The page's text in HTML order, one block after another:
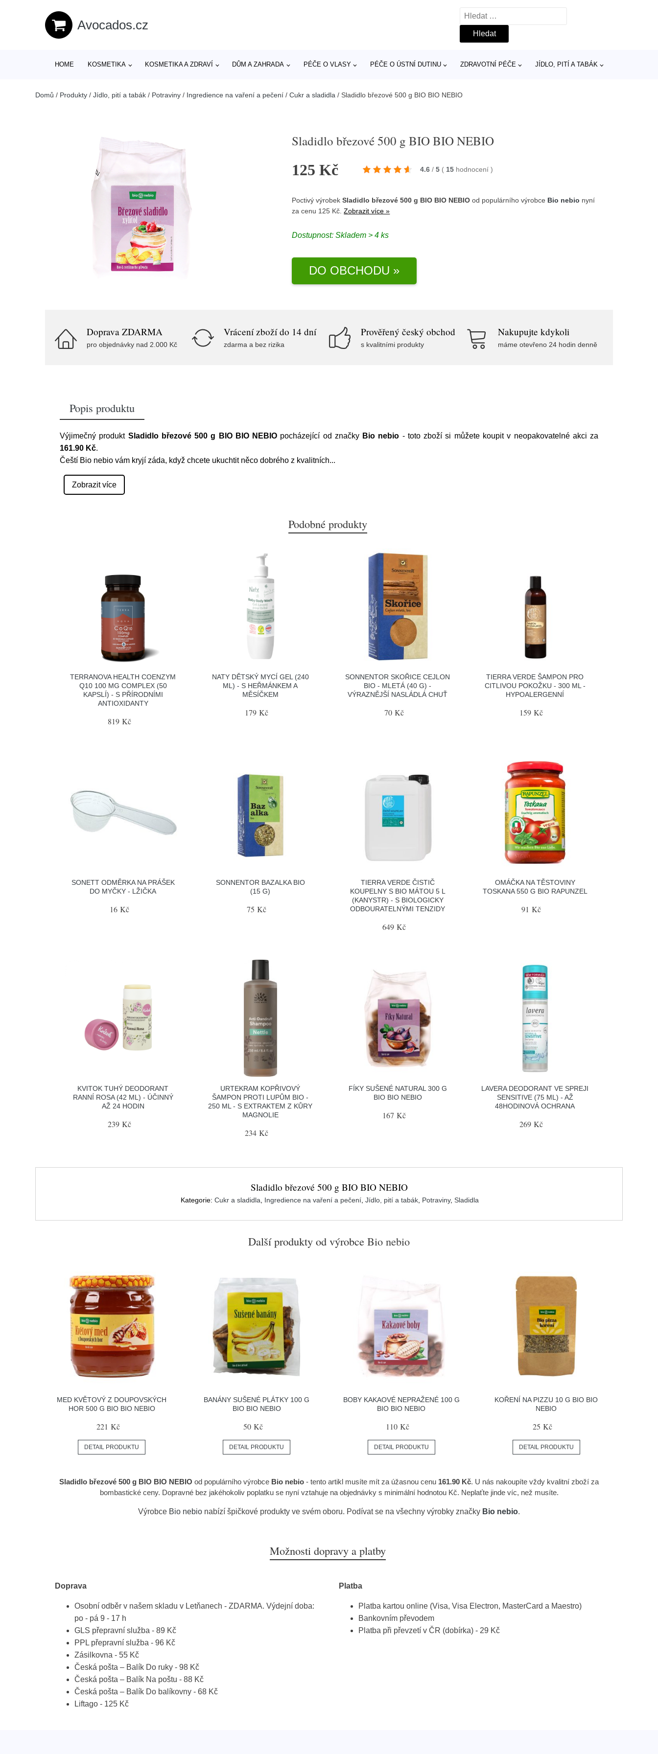
Avocados.cz
Vyhledávání
HOME KOSMETIKA KOSMETIKA A ZDRAVÍ DŮM A ZAHRADA PÉČE O VLASY PÉČE O ÚSTNÍ DUTINU ZDRAVOTNÍ PÉČE JÍDLO, PITÍ A TABÁK
Domů / Produkty / Jídlo, pití a tabák / Potraviny / Ingredience na vaření a pečení / Cukr a sladidla / Sladidlo březové 500 g BIO BIO NEBIO
Sladidlo březové 500 g BIO BIO NEBIO
125 Kč 4.6 / 5 ( 15 hodnocení)
Poctivý výrobekSladidlo březové 500 g BIO BIO NEBIO od populárního výrobce Bio nebio nyní
za cenu 125 Kč.Zobrazit více »
Dostupnost:Skladem > 4 ks
DO OBCHODU »
Doprava ZDARMA
pro objednávky nad 2.000 Kč
Vrácení zboží do 14 dní
zdarma a bez rizika
Prověřený český obchod
s kvalitními produkty
Nakupujte kdykoli
máme otevřeno 24 hodin denně
Popis produktu
Výjimečný produkt Sladidlo březové 500 g BIO BIO NEBIO pocházející od značky Bio nebio - toto zboží si můžete koupit v neopakovatelné akci za
161.90 Kč.
Čeští Bio nebio vám kryjí záda, když chcete ukuchtit něco dobrého z kvalitních...
Zobrazit více
Podobné produkty
TERRANOVA HEALTH COENZYM
Q10 100 MG COMPLEX (50
KAPSLÍ) - S PŘÍRODNÍMI
ANTIOXIDANTY
819 Kč
NATY DĚTSKÝ MYCÍ GEL (240
ML) - S HEŘMÁNKEM A
MĚSÍČKEM
179 Kč
SONNENTOR SKOŘICE CEJLON
BIO - MLETÁ (40 G) -
VÝRAZNĚJŠÍ NASLÁDLÁ CHUŤ
70 Kč
TIERRA VERDE ŠAMPON PRO
CITLIVOU POKOŽKU - 300 ML -
HYPOALERGENNÍ
159 Kč
SONETT ODMĚRKA NA PRÁŠEK
DO MYČKY - LŽIČKA
16 Kč
SONNENTOR BAZALKA BIO
(15 G)
75 Kč
TIERRA VERDE ČISTIČ
KOUPELNY S BIO MÁTOU 5 L
(KANYSTR) - S BIOLOGICKY
ODBOURATELNÝMI TENZIDY
649 Kč
OMÁČKA NA TĚSTOVINY
TOSKANA 550 G BIO RAPUNZEL
91 Kč
KVITOK TUHÝ DEODORANT
RANNÍ ROSA (42 ML) - ÚČINNÝ
AŽ 24 HODIN
239 Kč
URTEKRAM KOPŘIVOVÝ
ŠAMPON PROTI LUPŮM BIO -
250 ML - S EXTRAKTEM Z KŮRY
MAGNOLIE
234 Kč
FÍKY SUŠENÉ NATURAL 300 G
BIO BIO NEBIO
167 Kč
LAVERA DEODORANT VE SPREJI
SENSITIVE (75 ML) - AŽ
48HODINOVÁ OCHRANA
269 Kč
Sladidlo březové 500 g BIO BIO NEBIO
Kategorie: Cukr a sladidla Ingredience na vaření a pečení, Jídlo, pití a tabák, Potraviny, Sladidla
Další produkty od výrobce Bio nebio
MED KVĚTOVÝ Z DOUPOVSKÝCH
HOR 500 G BIO BIO NEBIO
221 Kč
DETAIL PRODUKTU
BANÁNY SUŠENÉ PLÁTKY 100 G
BIO BIO NEBIO
50 Kč
DETAIL PRODUKTU
BOBY KAKAOVÉ NEPRAŽENÉ 100 G
BIO BIO NEBIO
110 Kč
DETAIL PRODUKTU
KOŘENÍ NA PIZZU 10 G BIO BIO
NEBIO
25 Kč
DETAIL PRODUKTU
Sladidlo březové 500 g BIO BIO NEBIO od populárního výrobce Bio nebio - tento artikl musíte mít za úžasnou cenu 161.90 Kč. U nás nakoupíte vždy kvalitní zboží za
bombastické ceny. Dopravné bez jakéhokoliv poplatku se nyní vztahuje na objednávky s minimální hodnotou Kč. Neplaťte jinde víc, než musíte.
Výrobce Bio nebio nabízí špičkové produkty ve svém oboru. Podívat se na všechny výrobky značky Bio nebio.
Možnosti dopravy a platby
Doprava
Osobní odběr v našem skladu v Letňanech - ZDARMA. Výdejní doba:
po - pá 9 - 17 h
GLS přepravní služba - 89 Kč
PPL přepravní služba - 96 Kč
Zásilkovna - 55 Kč
Česká pošta – Balík Do ruky - 98 Kč
Česká pošta – Balík Na poštu - 88 Kč
Česká pošta – Balík Do balíkovny - 68 Kč
Liftago - 125 Kč
Platba
Platba kartou online (Visa, Visa Electron, MasterCard a Maestro)
Bankovním převodem
Platba při převzetí v ČR (dobírka) - 29 Kč